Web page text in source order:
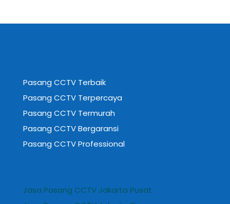
Pasang CCTV Terbaik
Pasang CCTV Terpercaya
Pasang CCTV Termurah
Pasang CCTV Bergaransi
Pasang CCTV Professional
Jasa Pasang CCTV Jakarta Pusat